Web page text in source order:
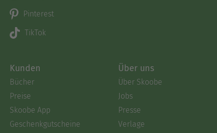
Pinterest
TikTok
Kunden
Bücher
Preise
Skoobe App
Geschenkgutscheine
Über uns
Über Skoobe
Jobs
Presse
Verlage